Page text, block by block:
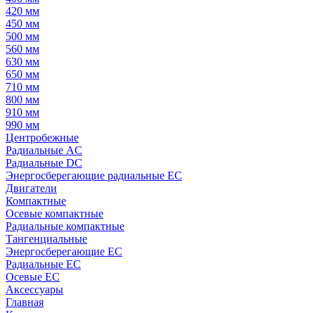
420 мм
450 мм
500 мм
560 мм
630 мм
650 мм
710 мм
800 мм
910 мм
990 мм
Центробежные
Радиальные AC
Радиальные DC
Энергосберегающие радиальные EC
Двигатели
Компактные
Осевые компактные
Радиальные компактные
Тангенциальные
Энергосберегающие EC
Радиальные EC
Осевые EC
Аксессуары
Главная